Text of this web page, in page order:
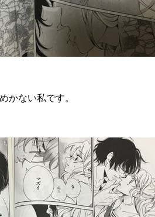
かない私です。